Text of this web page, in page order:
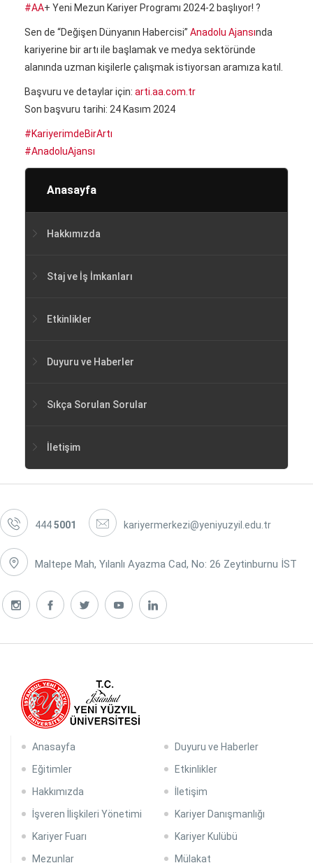
#AA+ Yeni Mezun Kariyer Programı 2024-2 başlıyor! ?
Sen de “Değişen Dünyanın Habercisi” Anadolu Ajansında
kariyerine bir artı ile başlamak ve medya sektöründe
alanında uzman kişilerle çalışmak istiyorsan aramıza katıl.
Başvuru ve detaylar için: arti.aa.com.tr
Son başvuru tarihi: 24 Kasım 2024
#KariyerimdeBirArtı
#AnadoluAjansı
Anasayfa
Hakkımızda
Staj ve İş İmkanları
Etkinlikler
Duyuru ve Haberler
Sıkça Sorulan Sorular
İletişim
4445001 kariyermerkezi@yeniyuzyil.edu.tr
Maltepe Mah, Yılanlı Ayazma Cad, No: 26 Zeytinburnu İST
Anasayfa
Duyuru ve Haberler
Eğitimler
Etkinlikler
Hakkımızda
İletişim
İşveren İlişkileri Yönetimi
Kariyer Danışmanlığı
Kariyer Fuarı
Kariyer Kulübü
Mezunlar
Mülakat